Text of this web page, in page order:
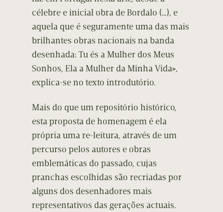
célebre e inicial obra de Bordalo (…), e
aquela que é seguramente uma das mais
brilhantes obras nacionais na banda
desenhada: Tu és a Mulher dos Meus
Sonhos, Ela a Mulher da Minha Vida»,
explica-se no texto introdutório.
Mais do que um repositório histórico,
esta proposta de homenagem é ela
própria uma re-leitura, através de um
percurso pelos autores e obras
emblemáticas do passado, cujas
pranchas escolhidas são recriadas por
alguns dos desenhadores mais
representativos das gerações actuais.